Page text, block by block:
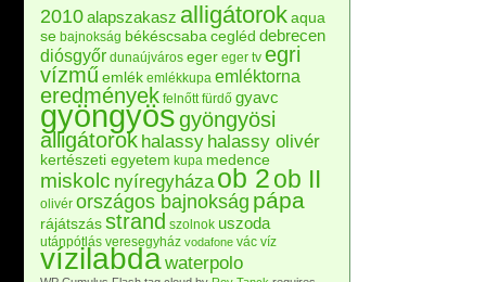
2010alapszakasz alligátorokaqua
se bajnokság békéscsaba cegléd debrecen
diósgyőr dunaújváros eger eger tv egri
vízműemlék emlékkupa emléktorna
eredmények felnőtt fürdő gyavc
gyöngyösgyöngyösi
alligátorok halassy halassy olivér
kertészeti egyetem kupa medence
miskolc nyíregyháza ob 2ob II
olivér országos bajnokság pápa
rájátszás strand szolnok uszoda
utánpótlás veresegyház vodafone vác víz
vízilabdawaterpolo